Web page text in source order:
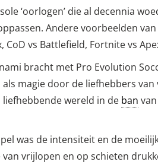
‘oorlogen’ die al decennia
Andere voorbeelden
vs Battlefield, Fortnite vs
bracht met Pro Evolution
magie door de liefhebbers
liefhebbende wereld in de ban
was de intensiteit en de
van vrijlopen en op schieten